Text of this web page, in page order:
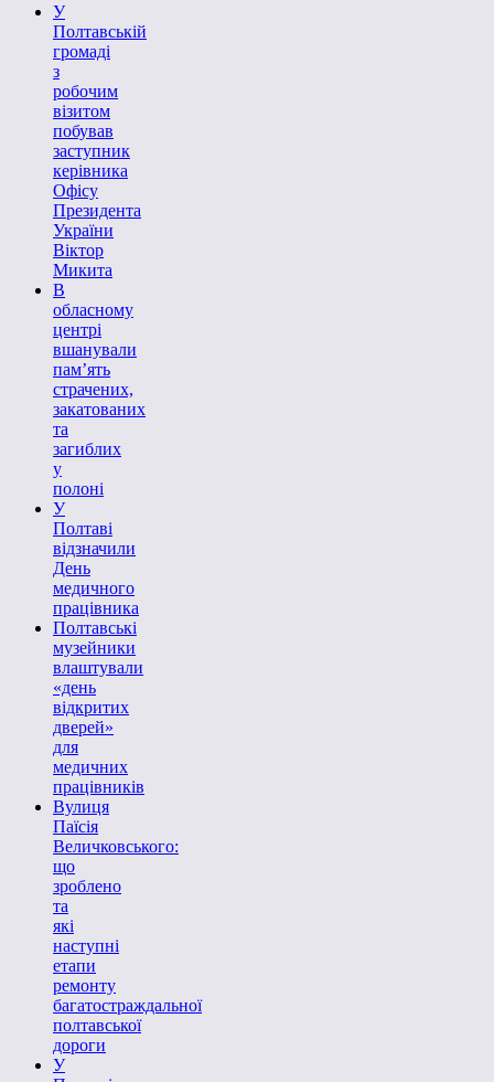
У
Полтавській
громаді
з
робочим
візитом
побував
заступник
керівника
Офісу
Президента
України
Віктор
Микита
В
обласному
центрі
вшанували
пам’ять
страчених,
закатованих
та
загиблих
у
полоні
У
Полтаві
відзначили
День
медичного
працівника
Полтавські
музейники
влаштували
«день
відкритих
дверей»
для
медичних
працівників
Вулиця
Паїсія
Величковського:
що
зроблено
та
які
наступні
етапи
ремонту
багатостраждальної
полтавської
дороги
У